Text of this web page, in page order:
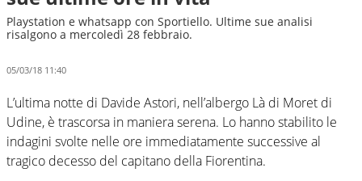
Playstation e whatsapp con Sportiello. Ultime sue analisi
risalgono a mercoledì 28 febbraio.
05/03/18 11:40
L’ultima notte di Davide Astori, nell’albergo Là di Moret di
Udine, è trascorsa in maniera serena. Lo hanno stabilito le
indagini svolte nelle ore immediatamente successive al
tragico decesso del capitano della Fiorentina.